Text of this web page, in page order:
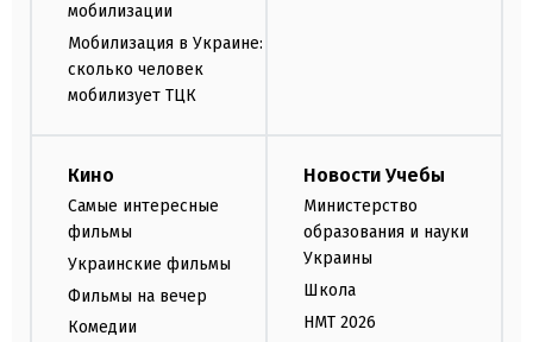
мобилизации
Мобилизация в Украине:
сколько человек
мобилизует ТЦК
Кино
Самые интересные
фильмы
Украинские фильмы
Фильмы на вечер
Комедии
Новости Учебы
Министерство
образования и науки
Украины
Школа
НМТ 2026